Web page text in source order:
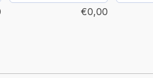
€0,00